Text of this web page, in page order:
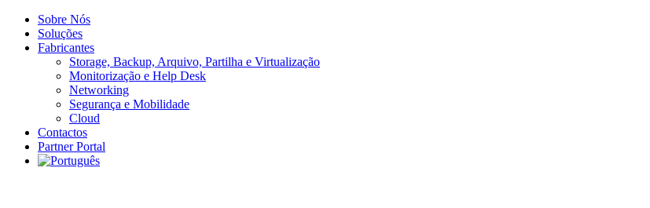
Sobre Nós
Soluções
Fabricantes
Storage, Backup, Arquivo, Partilha​ e Virtualização
Monitorização e Help Desk
Networking
Segurança e Mobilidade
Cloud
Contactos
Partner Portal